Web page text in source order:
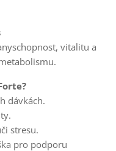
vitalitu a
dávkách.
stresu.
pro podporu